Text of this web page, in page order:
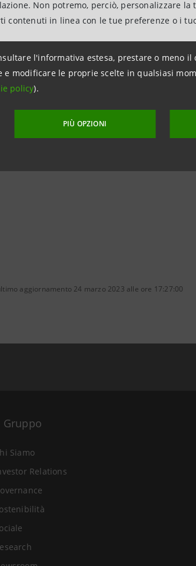
Non potremo, perciò, personalizzare la
contenuti in linea con le tue preferenze o i
l'informativa estesa, prestare o meno il
e modificare le proprie scelte in qualsiasi
policy).
PIÙ OPZIONI
propria impresa
informazionisono disponili sulla
di SRM,centro studi collegato al
numero di imprese giovanili: a fine
aggiornamento 24 marzo 2023 alle ore 17:27:00
Gruppo
Siamo
Relations